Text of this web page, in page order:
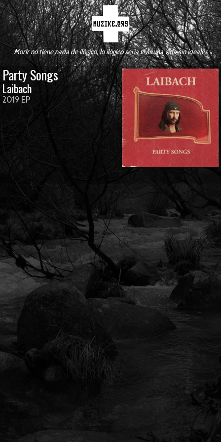
Morir no tiene nada de ilógico, lo ilógico seria vivir una vida sin ideales
Party Songs
Laibach
2019 EP